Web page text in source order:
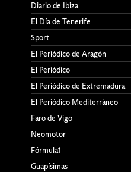
Diario de Ibiza
El Día de Tenerife
Sport
El Periódico de Aragón
El Periódico
El Periódico de Extremadura
El Periódico Mediterráneo
Faro de Vigo
Neomotor
Fórmula1
Guapísimas